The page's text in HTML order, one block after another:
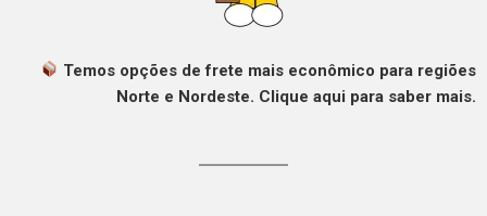
Temos opções de frete mais econômico para regiões
Norte e Nordeste. Clique aqui para saber mais.